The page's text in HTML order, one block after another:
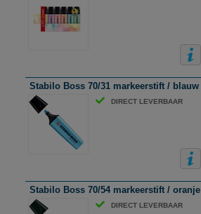
Stabilo Boss 70/31 markeerstift / blauw
DIRECT LEVERBAAR
Stabilo Boss 70/54 markeerstift / oranje
DIRECT LEVERBAAR